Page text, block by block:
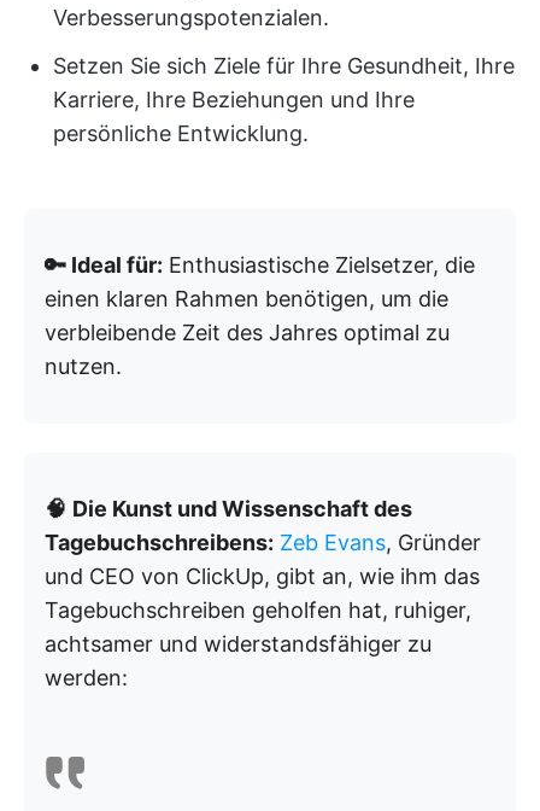
Verbesserungspotenzialen.
Setzen Sie sich Ziele für Ihre Gesundheit, Ihre
Karriere, Ihre Beziehungen und Ihre
persönliche Entwicklung.
🔑 Ideal für: Enthusiastische Zielsetzer, die
einen klaren Rahmen benötigen, um die
verbleibende Zeit des Jahres optimal zu
nutzen.
🧠 Die Kunst und Wissenschaft des
Tagebuchschreibens: Zeb Evans, Gründer
und CEO von ClickUp, gibt an, wie ihm das
Tagebuchschreiben geholfen hat, ruhiger,
achtsamer und widerstandsfähiger zu
werden: